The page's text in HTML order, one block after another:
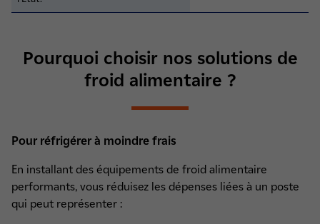
Pourquoi choisir nos solutions de
froid alimentaire ?
Pour réfrigérer à moindre frais
En installant des équipements de froid alimentaire
performants, vous réduisez les dépenses liées à un poste
qui peut représenter :